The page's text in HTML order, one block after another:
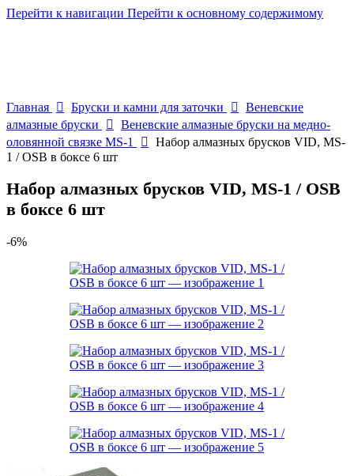
Перейти к навигации Перейти к основному содержимому
Главная Бруски и камни для заточки
Веневские
алмазные бруски
Веневские алмазные бруски на медно-
оловянной связке MS-1
Набор алмазных брусков VID, MS-
1 / OSB в боксе 6 шт
Набор алмазных брусков VID, MS-1 / OSB
в боксе 6 шт
-6%